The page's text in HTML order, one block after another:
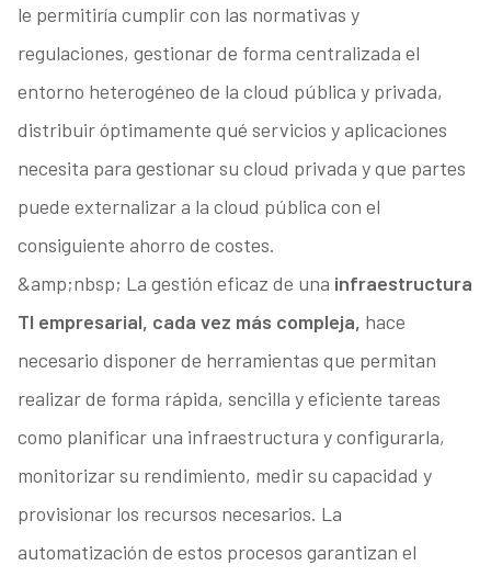
le permitiría cumplir con las normativas y
regulaciones, gestionar de forma centralizada el
entorno heterogéneo de la cloud pública y privada,
distribuir óptimamente qué servicios y aplicaciones
necesita para gestionar su cloud privada y que partes
puede externalizar a la cloud pública con el
consiguiente ahorro de costes.
&amp;nbsp; La gestión eficaz de una infraestructura
TI empresarial, cada vez más compleja, hace
necesario disponer de herramientas que permitan
realizar de forma rápida, sencilla y eficiente tareas
como planificar una infraestructura y configurarla,
monitorizar su rendimiento, medir su capacidad y
provisionar los recursos necesarios. La
automatización de estos procesos garantizan el